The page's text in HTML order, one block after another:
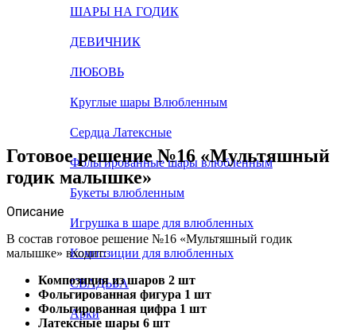
ШАРЫ НА ГОДИК
ДЕВИЧНИК
ЛЮБОВЬ
Круглые шары Влюбленным
Сердца Латексные
Фольгированные шары влюбленным
Букеты влюбленным
Игрушка в шаре для влюбленных
Композиции для влюбленных
СВАДЬБА
Арки
Готовое решение №16 «Мультяшный
годик малышке»
Описание
В состав готовое решение №16 «Мультяшный годик
малышке» входит:
Композиция из шаров 2 шт
Фольгированная фигура 1 шт
Фольгированная цифра 1 шт
Латексные шары 6 шт